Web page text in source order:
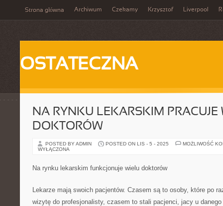
Strona główna Archiwum Czekamy Krzysztof Liverpool
OSTATECZNA
NA RYNKU LEKARSKIM PRACUJE
DOKTORÓW
POSTED BY ADMIN POSTED ON LIS - 5 - 2025
MOŻLIWOŚĆ
WYŁĄCZONA
Na rynku lekarskim funkcjonuje wielu doktorów
Lekarze mają swoich pacjentów. Czasem są to osoby, które po
wizytę do profesjonalisty, czasem to stali pacjenci, jacy u